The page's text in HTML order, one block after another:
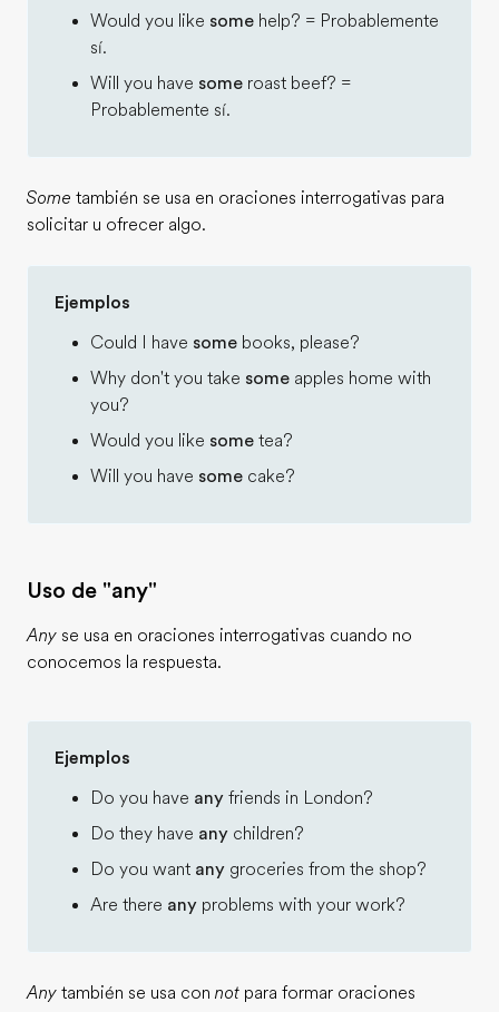
Would you like some help? = Probablemente
sí.
Will you have some roast beef? =
Probablemente sí.
Some también se usa en oraciones interrogativas para
solicitar u ofrecer algo.
Ejemplos
Could I have some books, please?
Why don't you take some apples home with
you?
Would you like some tea?
Will you have some cake?
Uso de "any"
Any se usa en oraciones interrogativas cuando no
conocemos la respuesta.
Ejemplos
Do you have any friends in London?
Do they have any children?
Do you want any groceries from the shop?
Are there any problems with your work?
Any también se usa con not para formar oraciones